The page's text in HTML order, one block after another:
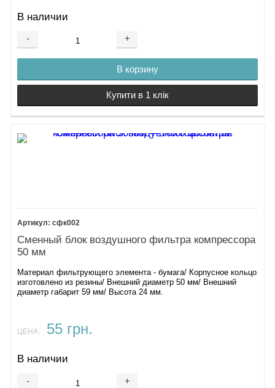
В наличии
- +
В корзину
Купити в 1 клік
сфк002
Сменный блок воздушного фильтра компрессора
50 мм
Материал фильтрующего элемента - бумага/ Корпусное кольцо
изготовлено из резины/ Внешний диаметр 50 мм/ Внешний
диаметр габарит 59 мм/ Высота 24 мм.
ЦЕНА: 55 грн.
В наличии
- +